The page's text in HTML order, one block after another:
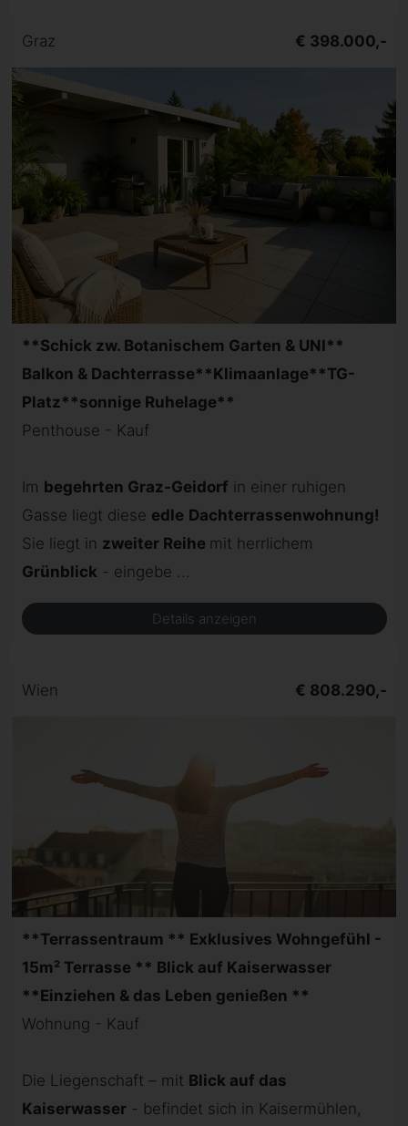
Graz € 398.000,-
**Schick zw. Botanischem Garten & UNI**
Balkon & Dachterrasse**Klimaanlage**TG-
Platz**sonnige Ruhelage**
Penthouse - Kauf
Im begehrten Graz-Geidorf in einer ruhigen
Gasse liegt diese edle Dachterrassenwohnung!
Sie liegt in zweiter Reihe mit herrlichem
Grünblick - eingebe ...
Details anzeigen
Wien € 808.290,-
**Terrassentraum ** Exklusives Wohngefühl -
15m² Terrasse ** Blick auf Kaiserwasser
**Einziehen & das Leben genießen **
Wohnung - Kauf
Die Liegenschaft – mit Blick auf das
Kaiserwasser- befindet sich in Kaisermühlen,